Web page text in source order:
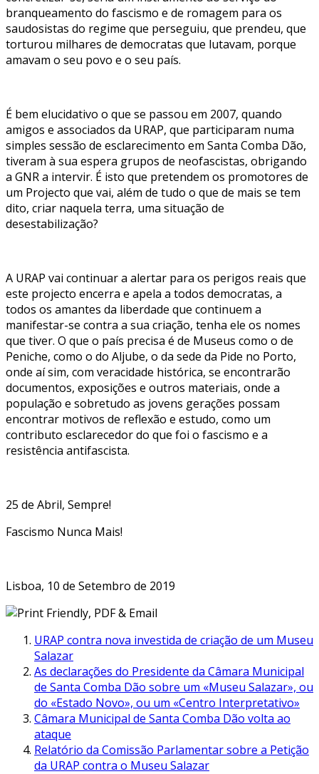
branqueamento do fascismo e de romagem para os
saudosistas do regime que perseguiu, que prendeu, que
torturou milhares de democratas que lutavam, porque
amavam o seu povo e o seu país.
É bem elucidativo o que se passou em 2007, quando
amigos e associados da URAP, que participaram numa
simples sessão de esclarecimento em Santa Comba Dão,
tiveram à sua espera grupos de neofascistas, obrigando
a GNR a intervir. É isto que pretendem os promotores de
um Projecto que vai, além de tudo o que de mais se tem
dito, criar naquela terra, uma situação de
desestabilização?
A URAP vai continuar a alertar para os perigos reais que
este projecto encerra e apela a todos democratas, a
todos os amantes da liberdade que continuem a
manifestar-se contra a sua criação, tenha ele os nomes
que tiver. O que o país precisa é de Museus como o de
Peniche, como o do Aljube, o da sede da Pide no Porto,
onde aí sim, com veracidade histórica, se encontrarão
documentos, exposições e outros materiais, onde a
população e sobretudo as jovens gerações possam
encontrar motivos de reflexão e estudo, como um
contributo esclarecedor do que foi o fascismo e a
resistência antifascista.
25 de Abril, Sempre!
Fascismo Nunca Mais!
Lisboa, 10 de Setembro de 2019
URAP contra nova investida de criação de um Museu
Salazar
As declarações do Presidente da Câmara Municipal
de Santa Comba Dão sobre um «Museu Salazar», ou
do «Estado Novo», ou um «Centro Interpretativo»
Câmara Municipal de Santa Comba Dão volta ao
ataque
Relatório da Comissão Parlamentar sobre a Petição
da URAP contra o Museu Salazar